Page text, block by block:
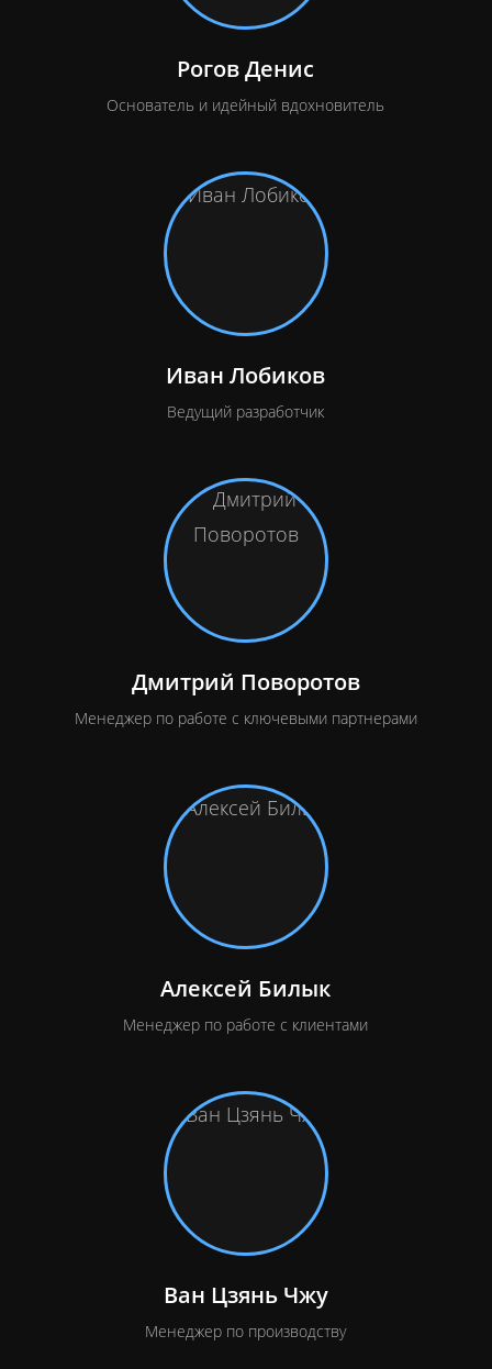
Рогов Денис
Основатель и идейный вдохновитель
Иван Лобиков
Ведущий разработчик
Дмитрий Поворотов
Менеджер по работе с ключевыми партнерами
Алексей Билык
Менеджер по работе с клиентами
Ван Цзянь Чжу
Менеджер по производству